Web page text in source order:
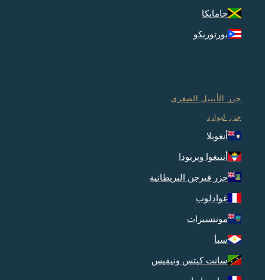
جامايكا
بورتوريكو
جزر الأنتيل الصغرى
جزر ليوارد
أنغويلا
أنتيغوا وبربودا
جزر فيرجن البريطانية
غوادلوب
مونتسيرات
سبأ
سانت كيتس ونيفيس